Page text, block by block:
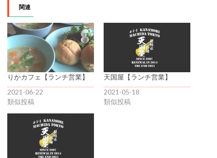
関連
りかカフェ【ランチ営業】
2021-06-22
類似投稿
天国屋【ランチ営業】
2021-05-18
類似投稿